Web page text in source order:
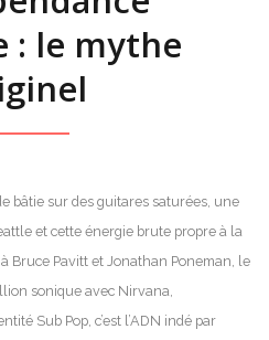
: le mythe
bâtie sur des guitares saturées, une
et cette énergie brute propre à la
Bruce Pavitt et Jonathan Poneman, le
sonique avec Nirvana,
Sub Pop, c’est l’ADN indé par